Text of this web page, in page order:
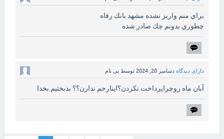
براي منم واريز نشده مشهد بانك رفاه
چطوري بدونم چك صادر شده
دارای دیدگاه دسامبر 20, 2024 توسط بی نام
آبان ماه روچراپرداخت نکردن؟اینارحم ندارن؟؟ بدبختیم بخدا